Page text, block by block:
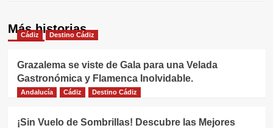
Más historias
Cádiz Destino Cádiz
Grazalema se viste de Gala para una Velada
Gastronómica y Flamenca Inolvidable.
Andalucía Cádiz Destino Cádiz
¡Sin Vuelo de Sombrillas! Descubre las Mejores